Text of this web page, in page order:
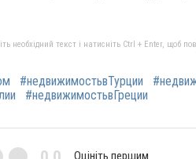
необхідний текст і натисніть Ctrl + Enter, щоб
#недвижимостьвТурции
#недвижимостьвГреции
Оцініть першим